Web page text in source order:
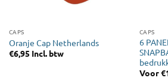
CAPS
Oranje Cap Netherlands
€6,95 Incl. btw
CAPS
6
Voor€